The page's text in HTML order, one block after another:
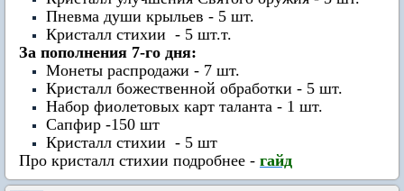
Пневма души крыльев - 5 шт.
Кристалл стихии - 5 шт.т.
За пополнения 7-го дня:
Монеты распродажи - 7 шт.
Кристалл божественной обработки - 5 шт.
Набор фиолетовых карт таланта - 1 шт.
Сапфир -150 шт
Кристалл стихии - 5 шт
Про кристалл стихии подробнее - гайд